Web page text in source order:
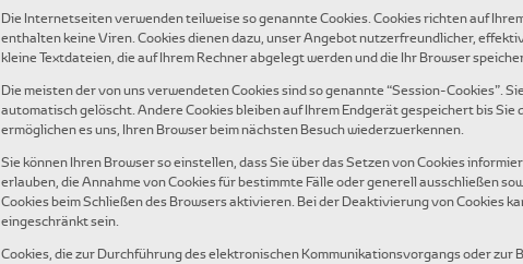
Die Internetseiten verwenden teilweise so genannte Cookies. Cookies richten auf
enthalten keine Viren. Cookies dienen dazu, unser Angebot nutzerfreundlicher,
kleine Textdateien, die auf Ihrem Rechner abgelegt werden und die Ihr Browser
Die meisten der von uns verwendeten Cookies sind so genannte “Session-Cookies”.
automatisch gelöscht. Andere Cookies bleiben auf Ihrem Endgerät gespeichert bis Sie
ermöglichen es uns, Ihren Browser beim nächsten Besuch wiederzuerkennen.
Sie können Ihren Browser so einstellen, dass Sie über das Setzen von Cookies
erlauben, die Annahme von Cookies für bestimmte Fälle oder generell ausschließen
Cookies beim Schließen des Browsers aktivieren. Bei der Deaktivierung von Cookies
eingeschränkt sein.
Cookies, die zur Durchführung des elektronischen Kommunikationsvorgangs oder